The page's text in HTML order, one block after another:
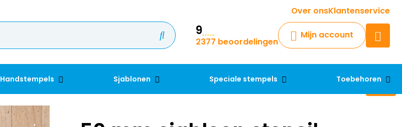
Over onsKlantenservice
9
2377 beoordelingen
Mijn account
Handstempels Sjablonen Speciale stempels Toebehoren
Krijg een antwoord op uw vraag
Chatbot
Chat 24/7 met onze chatbot
Contact